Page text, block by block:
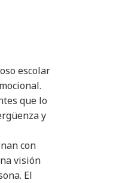
escolar
que lo
y
con
visión
El